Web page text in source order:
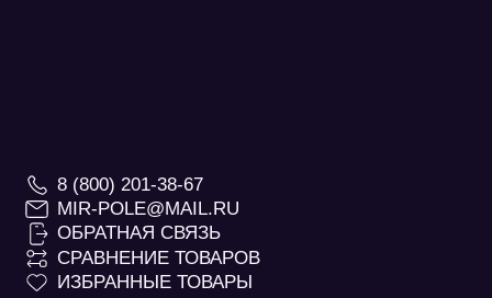
8 (800) 201-38-67
MIR-POLE@MAIL.RU
ОБРАТНАЯ СВЯЗЬ
СРАВНЕНИЕ ТОВАРОВ
ИЗБРАННЫЕ ТОВАРЫ